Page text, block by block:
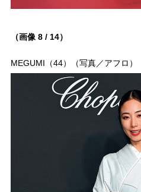
（画像 8 / 14）
MEGUMI（44）（写真／アフロ）